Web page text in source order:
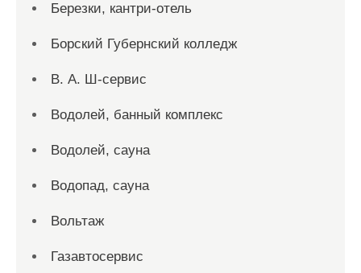
Березки, кантри-отель
Борский Губернский колледж
В. А. Ш-сервис
Водолей, банный комплекс
Водолей, сауна
Водопад, сауна
Вольтаж
Газавтосервис